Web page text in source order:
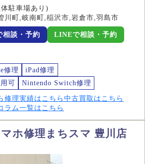
駐車場あり)
川町,岐南町,稲沢市,岩倉市,羽島市
相談・予約 LINEで相談・予約
修理
iPad修理
可
Nintendo Switch修理
修理実績はこちら 中古買取はこちら
ラム一覧はこちら
ホ修理まちスマ 豊川店